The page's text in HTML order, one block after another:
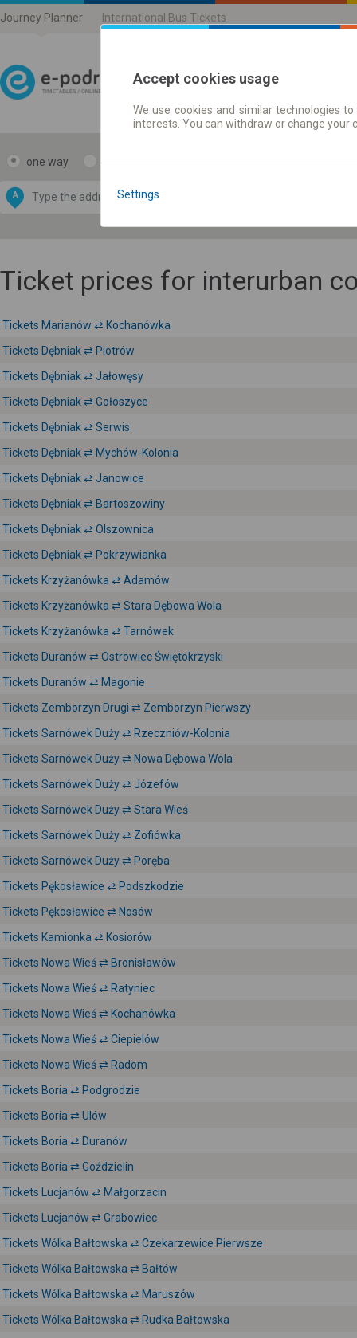
Journey Planner International Bus Tickets
Journey planner |
one way return
A
by
OpenStreetMap
Ticket prices for interurban
Tickets Marianów ⇄ Kochanówka
Tickets Dębniak ⇄ Piotrów
Tickets Dębniak ⇄ Jałowęsy
Tickets Dębniak ⇄ Gołoszyce
Tickets Dębniak ⇄ Serwis
Tickets Dębniak ⇄ Mychów-Kolonia
Tickets Dębniak ⇄ Janowice
Tickets Dębniak ⇄ Bartoszowiny
Tickets Dębniak ⇄ Olszownica
Tickets Dębniak ⇄ Pokrzywianka
Tickets Krzyżanówka ⇄ Adamów
Tickets Krzyżanówka ⇄ Stara Dębowa Wola
Tickets Krzyżanówka ⇄ Tarnówek
Tickets Duranów ⇄ Ostrowiec Świętokrzyski
Tickets Duranów ⇄ Magonie
Tickets Zemborzyn Drugi ⇄ Zemborzyn Pierwszy
Tickets Sarnówek Duży ⇄ Rzeczniów-Kolonia
Tickets Sarnówek Duży ⇄ Nowa Dębowa Wola
Tickets Sarnówek Duży ⇄ Józefów
Tickets Sarnówek Duży ⇄ Stara Wieś
Tickets Sarnówek Duży ⇄ Zofiówka
Tickets Sarnówek Duży ⇄ Poręba
Tickets Pękosławice ⇄ Podszkodzie
Tickets Pękosławice ⇄ Nosów
Tickets Kamionka ⇄ Kosiorów
Tickets Nowa Wieś ⇄ Bronisławów
Tickets Nowa Wieś ⇄ Ratyniec
Tickets Nowa Wieś ⇄ Kochanówka
Tickets Nowa Wieś ⇄ Ciepielów
Tickets Nowa Wieś ⇄ Radom
Tickets Boria ⇄ Podgrodzie
Tickets Boria ⇄ Ulów
Tickets Boria ⇄ Duranów
Tickets Boria ⇄ Goździelin
Tickets Lucjanów ⇄ Małgorzacin
Tickets Lucjanów ⇄ Grabowiec
Tickets Wólka Bałtowska ⇄ Czekarzewice Pierwsze
Tickets Wólka Bałtowska ⇄ Bałtów
Tickets Wólka Bałtowska ⇄ Maruszów
Tickets Wólka Bałtowska ⇄ Rudka Bałtowska
Accept cookies usage
We use cookies and similar technologies
interests. You can withdraw or change
Settings